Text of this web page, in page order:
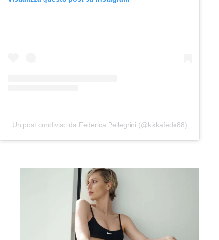
Un post condiviso da Federica Pellegrini (@kikkafede88)